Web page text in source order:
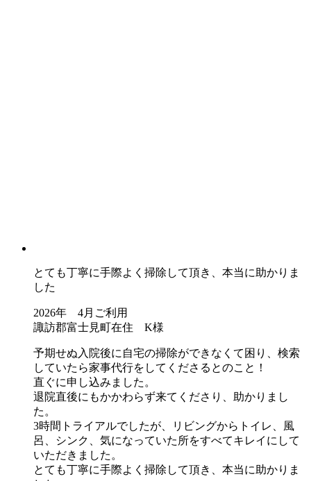
とても丁寧に手際よく掃除して頂き、本当に助かりま
した
2026年 4月ご利用
諏訪郡富士見町在住 K様
予期せぬ入院後に自宅の掃除ができなくて困り、検索
していたら家事代行をしてくださるとのこと！
直ぐに申し込みました。
退院直後にもかかわらず来てくださり、助かりまし
た。
3時間トライアルでしたが、リビングからトイレ、風
呂、シンク、気になっていた所をすべてキレイにして
いただきました。
とても丁寧に手際よく掃除して頂き、本当に助かりま